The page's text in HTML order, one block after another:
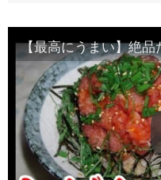
【最高にうまい】絶